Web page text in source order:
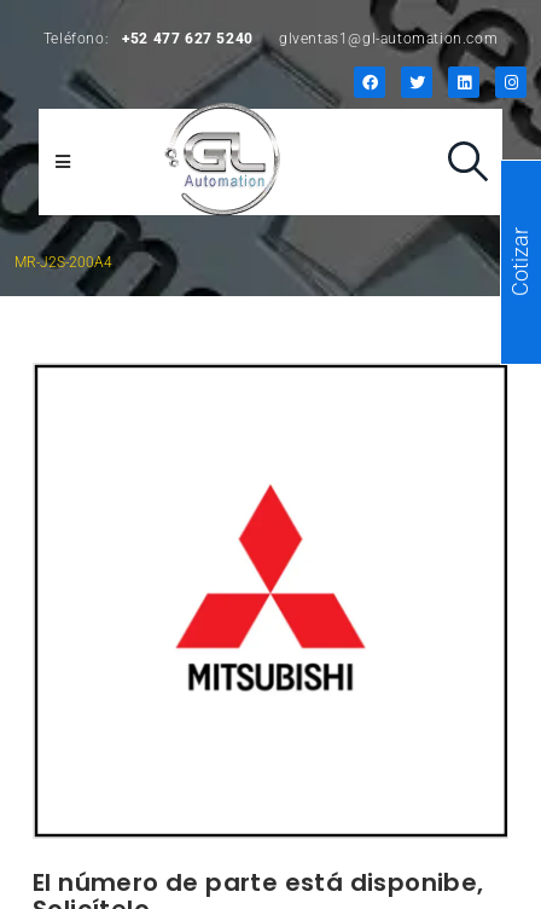
Teléfono: +52 477 627 5240 glventas1@gl-automation.com
MR-J2S-200A4
El número de parte está disponibe,
Cotizar